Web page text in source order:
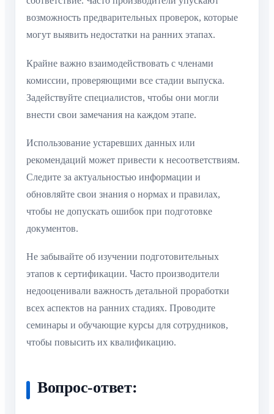
возможность предварительных проверок, которые
могут выявить недостатки на ранних этапах.
Крайне важно взаимодействовать с членами
комиссии, проверяющими все стадии выпуска.
Задействуйте специалистов, чтобы они могли
внести свои замечания на каждом этапе.
Использование устаревших данных или
рекомендаций может привести к несоответствиям.
Следите за актуальностью информации и
обновляйте свои знания о нормах и правилах,
чтобы не допускать ошибок при подготовке
документов.
Не забывайте об изучении подготовительных
этапов к сертификации. Часто производители
недооценивали важность детальной проработки
всех аспектов на ранних стадиях. Проводите
семинары и обучающие курсы для сотрудников,
чтобы повысить их квалификацию.
Вопрос-ответ: